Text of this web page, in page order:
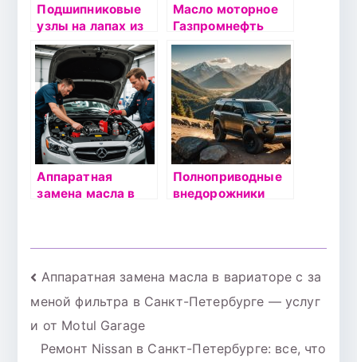
Подшипниковые
узлы на лапах из
штампованной
стали:
надежность и
эффективность в
промышленности
Масло моторное
Газпромнефть
Premium N 5W40
1л
Аппаратная
замена масла в
услуги от Motul
Garage
Полноприводные
внедорожники
Навигация
по
записям
Аппаратная замена масла в вариаторе с за
меной фильтра в Санкт-Петербурге — услуг
и от Motul Garage
Ремонт Nissan в Санкт-Петербурге: все, что